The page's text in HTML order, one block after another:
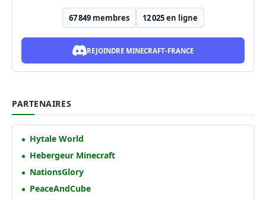
67 849membres 12 025en ligne
REJOINDRE MINECRAFT-FRANCE
PARTENAIRES
Hytale World
Hebergeur Minecraft
NationsGlory
PeaceAndCube